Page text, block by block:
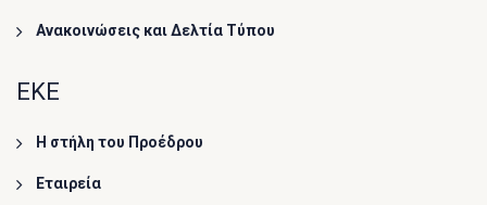
Ανακοινώσεις και Δελτία Τύπου
ΕΚΕ
Η στήλη του Προέδρου
Εταιρεία